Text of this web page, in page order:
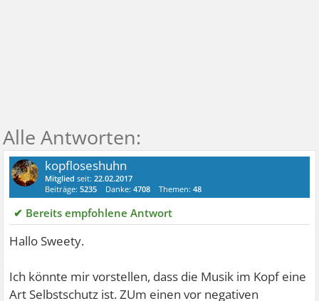
kopfloseshuhn
Mitglied seit:22.02.2017
Beiträge:5235 Danke:4708 Themen:48
✔ Bereits empfohlene Antwort
Hallo Sweety.
Ich könnte mir vorstellen, dass die Musik im Kopf eine
Art Selbstschutz ist. ZUm einen vor negativen